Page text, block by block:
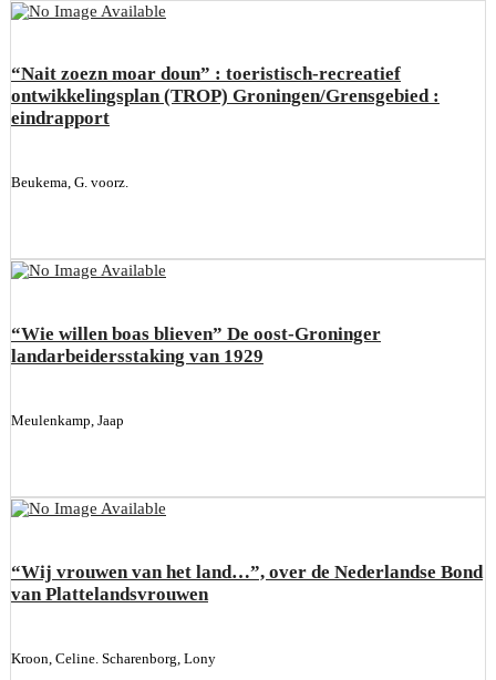
“Nait zoezn moar doun” : toeristisch-recreatief
ontwikkelingsplan (TROP) Groningen/Grensgebied :
eindrapport
Beukema, G. voorz.
“Wie willen boas blieven” De oost-Groninger
landarbeidersstaking van 1929
Meulenkamp, Jaap
“Wij vrouwen van het land…”, over de Nederlandse Bond
van Plattelandsvrouwen
Kroon, Celine. Scharenborg, Lony